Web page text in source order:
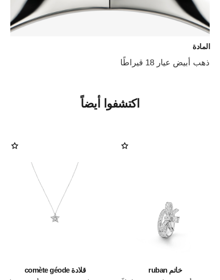
المادة
ذهب أبيض عيار 18 قيراطًا
اكتشفوا أيضاً
خاتم ruban قلادة comète géode